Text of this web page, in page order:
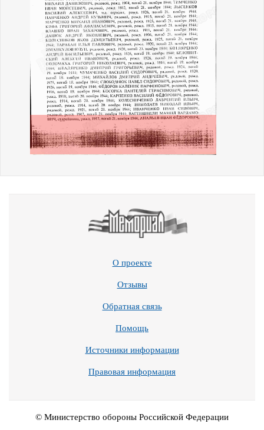
О проекте
Отзывы
Обратная связь
Помощь
Источники информации
Правовая информация
© Министерство обороны Российской Федерации